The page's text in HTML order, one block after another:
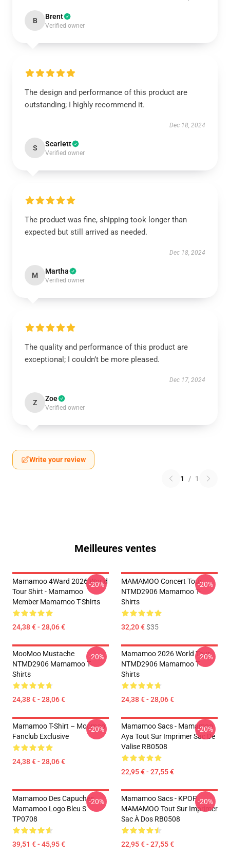
B Brent
Verified owner
The design and performance of this product are
outstanding; I highly recommend it.
Dec 18, 2024
S Scarlett
Verified owner
The product was fine, shipping took longer than
expected but still arrived as needed.
Dec 18, 2024
M Martha
Verified owner
The quality and performance of this product are
exceptional; I couldn’t be more pleased.
Dec 17, 2024
Z Zoe
Verified owner
Write your review
1 / 1
Meilleures ventes
Mamamoo 4Ward 2026 World
Tour Shirt - Mamamoo
Member Mamamoo T-Shirts
24,38 € - 28,06 €
-20%
MAMAMOO Concert Tour
NTMD2906 Mamamoo T-
Shirts
32,20 €$35
-20%
MooMoo Mustache
NTMD2906 Mamamoo T-
Shirts
24,38 € - 28,06 €
-20%
Mamamoo 2026 World Tour
NTMD2906 Mamamoo T-
Shirts
24,38 € - 28,06 €
-20%
Mamamoo T-Shirt – Moomoo
Fanclub Exclusive
24,38 € - 28,06 €
-20%
Mamamoo Sacs - Mamamoo
Aya Tout Sur Imprimer Sac De
Valise RB0508
22,95 € - 27,55 €
-20%
Mamamoo Des Capuches...
Mamamoo Logo Bleu S
TP0708
39,51 € - 45,95 €
-20%
Mamamoo Sacs - KPOP
MAMAMOO Tout Sur Imprimer
Sac À Dos RB0508
22,95 € - 27,55 €
-20%